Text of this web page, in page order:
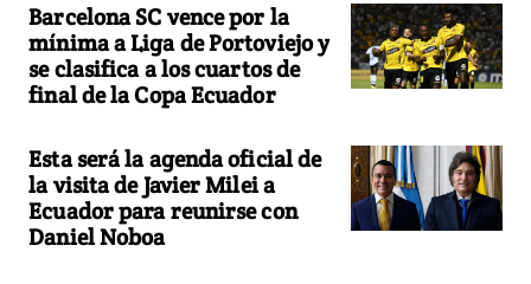
Barcelona SC vence por la
mínima a Liga de Portoviejo y
se clasifica a los cuartos de
final de la Copa Ecuador
Esta será la agenda oficial de
la visita de Javier Milei a
Ecuador para reunirse con
Daniel Noboa